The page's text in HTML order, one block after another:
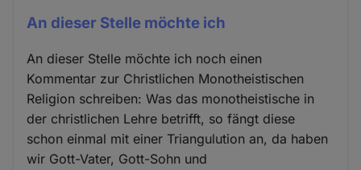
An dieser Stelle möchte ich
An dieser Stelle möchte ich noch einen
Kommentar zur Christlichen Monotheistischen
Religion schreiben: Was das monotheistische in
der christlichen Lehre betrifft, so fängt diese
schon einmal mit einer Triangulution an, da haben
wir Gott-Vater, Gott-Sohn und